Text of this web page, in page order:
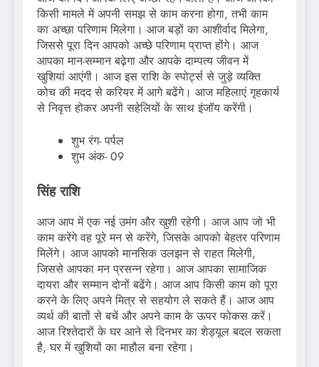
किसी मामले में अपनी समझ से काम करना होगा, तभी काम
का अच्छा परिणाम मिलेगा। आज बड़ों का आशीर्वाद मिलेगा,
जिससे पूरा दिन आपको अच्छे परिणाम प्राप्त होंगे। आज
आपका मान-सम्मान बढ़ेगा और आपके दाम्पत्य जीवन में
खुशियां आएंगी। आज इस राशि के स्पोर्ट्स से जुड़े व्यक्ति
कोच की मदद से करियर में आगे बढेंगे। आज महिलाएं गृहकार्य
से निवृत्त होकर अपनी सहेलियों के साथ इंजॉय करेंगी।
शुभ रंग- पर्पल
शुभ अंक- 09
सिंह राशि
आज आप में एक नई उमंग और खुशी रहेगी। आज आप जो भी
काम करेंगे वह पूरे मन से करेंगे, जिसके आपको बेहतर परिणाम
मिलेंगे। आज आपको मानसिक उलझन से राहत मिलेगी,
जिससे आपका मन प्रसन्न रहेगा। आज आपका सामाजिक
दायरा और सम्मान दोनों बढेंगे। आज आप किसी काम को पूरा
करने के लिए अपने मित्र से सहयोग ले सकते हैं। आज आप
व्यर्थ की बातों से बचें और अपने काम के ऊपर फोकस करें।
आज रिश्तेदारों के घर आने से दिनभर का शेड्यूल बदल सकता
है, घर में खुशियों का माहौल बना रहेगा।